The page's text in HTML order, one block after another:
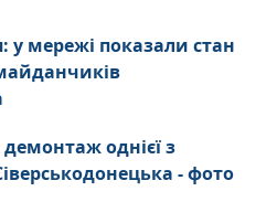
у мережі показали стан
однієї з
- фото